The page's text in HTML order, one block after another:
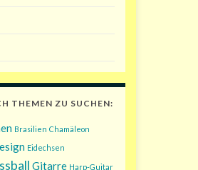
THEMEN ZU SUCHEN:
Brasilien Chamäleon
Eidechsen
Gitarre Harp-Guitar